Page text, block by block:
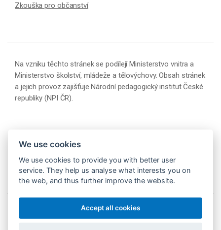
Zkouška pro občanství
Na vzniku těchto stránek se podílejí Ministerstvo vnitra a
Ministerstvo školství, mládeže a tělovýchovy. Obsah stránek
a jejich provoz zajišťuje Národní pedagogický institut České
republiky (NPI ČR).
© 2026 Národní pedagogický institut České republiky
We use cookies
We use cookies to provide you with better user
service. They help us analyse what interests you on
the web, and thus further improve the website.
Accept all cookies